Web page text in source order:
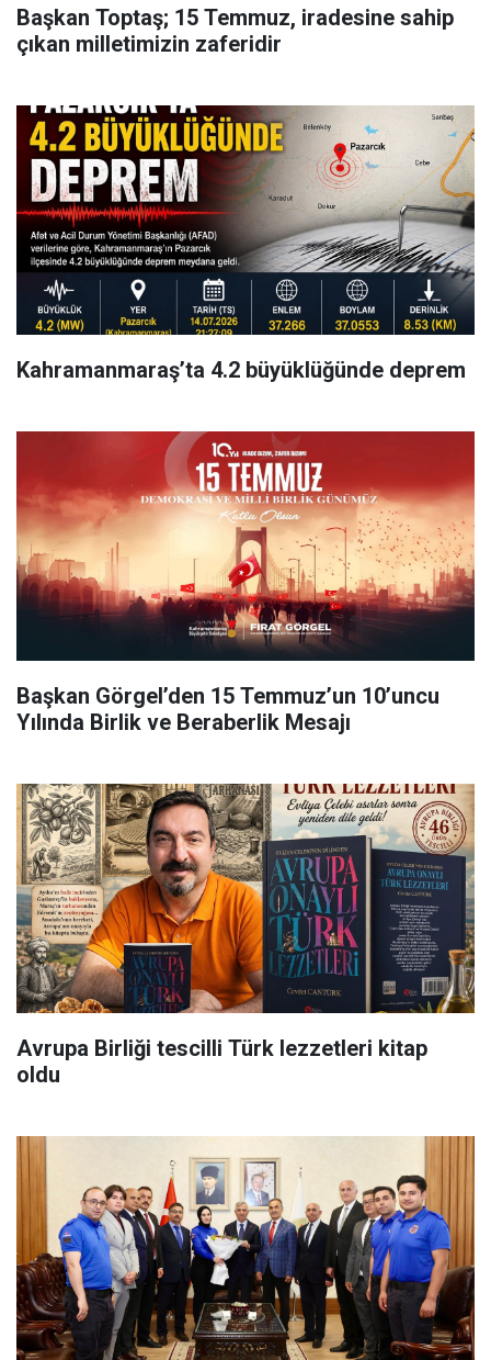
Başkan Toptaş; 15 Temmuz, iradesine sahip
çıkan milletimizin zaferidir
Kahramanmaraş’ta 4.2 büyüklüğünde deprem
Başkan Görgel’den 15 Temmuz’un 10’uncu
Yılında Birlik ve Beraberlik Mesajı
Avrupa Birliği tescilli Türk lezzetleri kitap
oldu